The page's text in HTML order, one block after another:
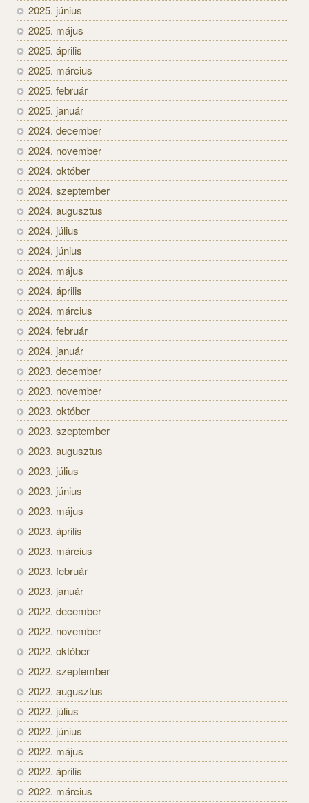
2025. június
2025. május
2025. április
2025. március
2025. február
2025. január
2024. december
2024. november
2024. október
2024. szeptember
2024. augusztus
2024. július
2024. június
2024. május
2024. április
2024. március
2024. február
2024. január
2023. december
2023. november
2023. október
2023. szeptember
2023. augusztus
2023. július
2023. június
2023. május
2023. április
2023. március
2023. február
2023. január
2022. december
2022. november
2022. október
2022. szeptember
2022. augusztus
2022. július
2022. június
2022. május
2022. április
2022. március